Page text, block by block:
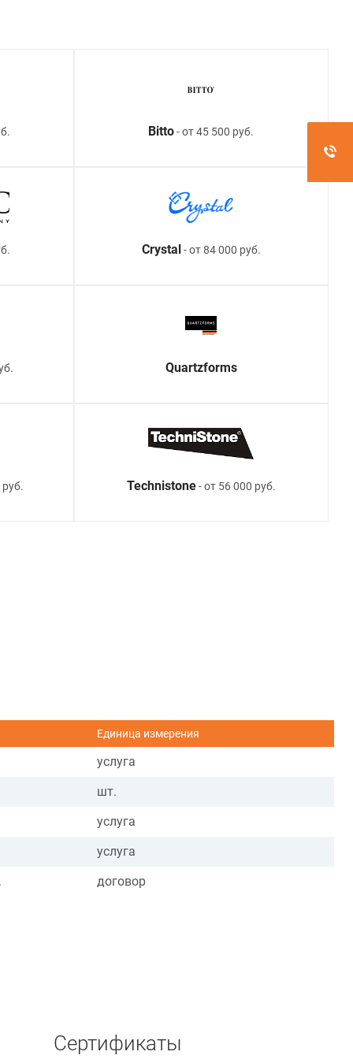
Bitto- от 45 500 руб.
Crystal - от 84 000 руб.
Quartzforms
Technistone- от 56 000 руб.
Единица измерения
услуга
шт.
услуга
услуга
договор
Сертификаты